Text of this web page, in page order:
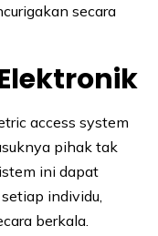
secara
access system
pihak tak
ini dapat
individu,
berkala.